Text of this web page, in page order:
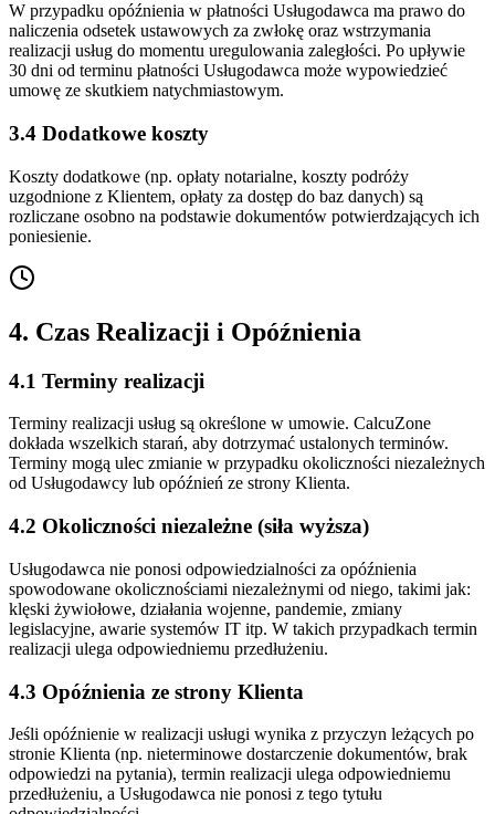
W przypadku opóźnienia w płatności Usługodawca ma prawo do
naliczenia odsetek ustawowych za zwłokę oraz wstrzymania
realizacji usług do momentu uregulowania zaległości. Po upływie
30 dni od terminu płatności Usługodawca może wypowiedzieć
umowę ze skutkiem natychmiastowym.
3.4 Dodatkowe koszty
Koszty dodatkowe (np. opłaty notarialne, koszty podróży
uzgodnione z Klientem, opłaty za dostęp do baz danych) są
rozliczane osobno na podstawie dokumentów potwierdzających ich
poniesienie.
4. Czas Realizacji i Opóźnienia
4.1 Terminy realizacji
Terminy realizacji usług są określone w umowie. CalcuZone
dokłada wszelkich starań, aby dotrzymać ustalonych terminów.
Terminy mogą ulec zmianie w przypadku okoliczności niezależnych
od Usługodawcy lub opóźnień ze strony Klienta.
4.2 Okoliczności niezależne (siła wyższa)
Usługodawca nie ponosi odpowiedzialności za opóźnienia
spowodowane okolicznościami niezależnymi od niego, takimi jak:
klęski żywiołowe, działania wojenne, pandemie, zmiany
legislacyjne, awarie systemów IT itp. W takich przypadkach termin
realizacji ulega odpowiedniemu przedłużeniu.
4.3 Opóźnienia ze strony Klienta
Jeśli opóźnienie w realizacji usługi wynika z przyczyn leżących po
stronie Klienta (np. nieterminowe dostarczenie dokumentów, brak
odpowiedzi na pytania), termin realizacji ulega odpowiedniemu
przedłużeniu, a Usługodawca nie ponosi z tego tytułu